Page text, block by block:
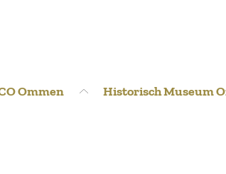
Ommen Historisch Museum